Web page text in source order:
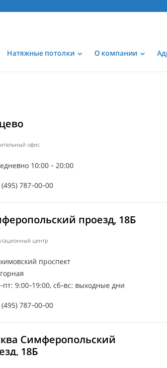
Натяжные потолки О компании
офис
10:00 - 20:00
(495) 787-00-00
проезд, 18Б
центр
проспект
пт: 9:00-19:00, сб-вс: выходные дни
(495) 787-00-00
Симферопольский
18Б